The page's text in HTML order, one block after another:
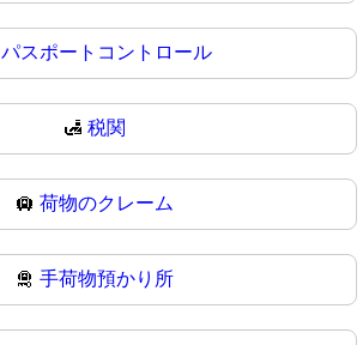
パスポートコントロール
🛃 税関
🛄 荷物のクレーム
🛅 手荷物預かり所